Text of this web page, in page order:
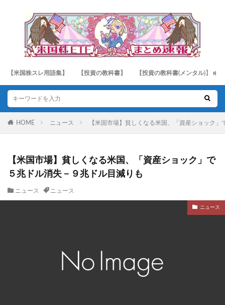
【米国株スレ用語集】 【投資の教科書】 【投資の教科書(メンタル)】
HOME ニュース 【米国市場】貧しくなる米国、「資産ショック
【米国市場】貧しくなる米国、「資産ショック」で
５兆ドル消失－９兆ドル目減りも
ニュース ニュース
ニュース